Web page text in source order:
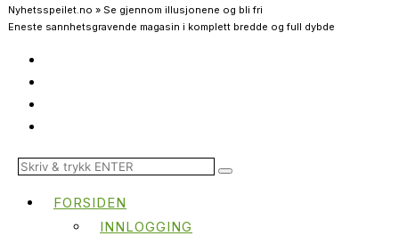
Nyhetsspeilet.no » Se gjennom illusjonene og bli fri
Eneste sannhetsgravende magasin i komplett bredde og full dybde
FORSIDEN
INNLOGGING